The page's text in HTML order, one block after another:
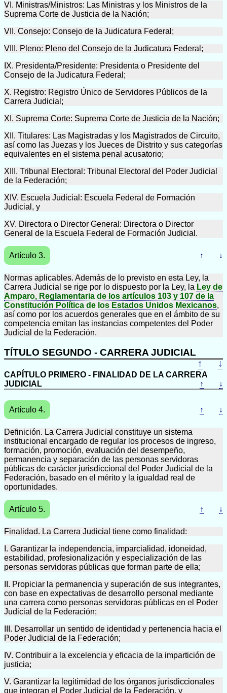
VI. Ministras/Ministros: Las Ministras y los Ministros de la
Suprema Corte de Justicia de la Nación;
VII. Consejo: Consejo de la Judicatura Federal;
VIII. Pleno: Pleno del Consejo de la Judicatura Federal;
IX. Presidenta/Presidente: Presidenta o Presidente del
Consejo de la Judicatura Federal;
X. Registro: Registro Único de Servidores Públicos de la
Carrera Judicial;
XI. Suprema Corte: Suprema Corte de Justicia de la Nación;
XII. Titulares: Las Magistradas y los Magistrados de Circuito,
así como las Juezas y los Jueces de Distrito y sus categorías
equivalentes en el sistema penal acusatorio;
XIII. Tribunal Electoral: Tribunal Electoral del Poder Judicial
de la Federación;
XIV. Escuela Judicial: Escuela Federal de Formación
Judicial, y
XV. Directora o Director General: Directora o Director
General de la Escuela Federal de Formación Judicial.
Artículo 3. ↑ ↓
Normas aplicables. Además de lo previsto en esta Ley, la
Carrera Judicial se rige por lo dispuesto por la Ley, la Ley de
Amparo, Reglamentaria de los artículos 103 y 107 de la
Constitución Política de los Estados Unidos Mexicanos,
así como por los acuerdos generales que en el ámbito de su
competencia emitan las instancias competentes del Poder
Judicial de la Federación.
TÍTULO SEGUNDO - CARRERA JUDICIAL
↑
↓
CAPÍTULO PRIMERO - FINALIDAD DE LA CARRERA
JUDICIAL
↑ ↓
Artículo 4. ↑ ↓
Definición. La Carrera Judicial constituye un sistema
institucional encargado de regular los procesos de ingreso,
formación, promoción, evaluación del desempeño,
permanencia y separación de las personas servidoras
públicas de carácter jurisdiccional del Poder Judicial de la
Federación, basado en el mérito y la igualdad real de
oportunidades.
Artículo 5. ↑ ↓
Finalidad. La Carrera Judicial tiene como finalidad:
I. Garantizar la independencia, imparcialidad, idoneidad,
estabilidad, profesionalización y especialización de las
personas servidoras públicas que forman parte de ella;
II. Propiciar la permanencia y superación de sus integrantes,
con base en expectativas de desarrollo personal mediante
una carrera como personas servidoras públicas en el Poder
Judicial de la Federación;
III. Desarrollar un sentido de identidad y pertenencia hacia el
Poder Judicial de la Federación;
IV. Contribuir a la excelencia y eficacia de la impartición de
justicia;
V. Garantizar la legitimidad de los órganos jurisdiccionales
que integran el Poder Judicial de la Federación, y